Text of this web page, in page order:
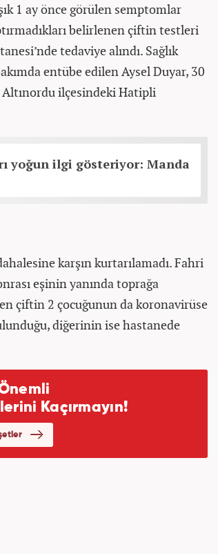
1 ay önce görülen semptomlar
belirlenen çiftin testleri
tedaviye alındı. Sağlık
entübe edilen Aysel Duyar, 30
Altınordu ilçesindeki Hatipli
yoğun ilgi gösteriyor: Manda
karşın kurtarılamadı. Fahri
eşinin yanında toprağa
çiftin 2 çocuğunun da koronavirüse
diğerinin ise hastanede